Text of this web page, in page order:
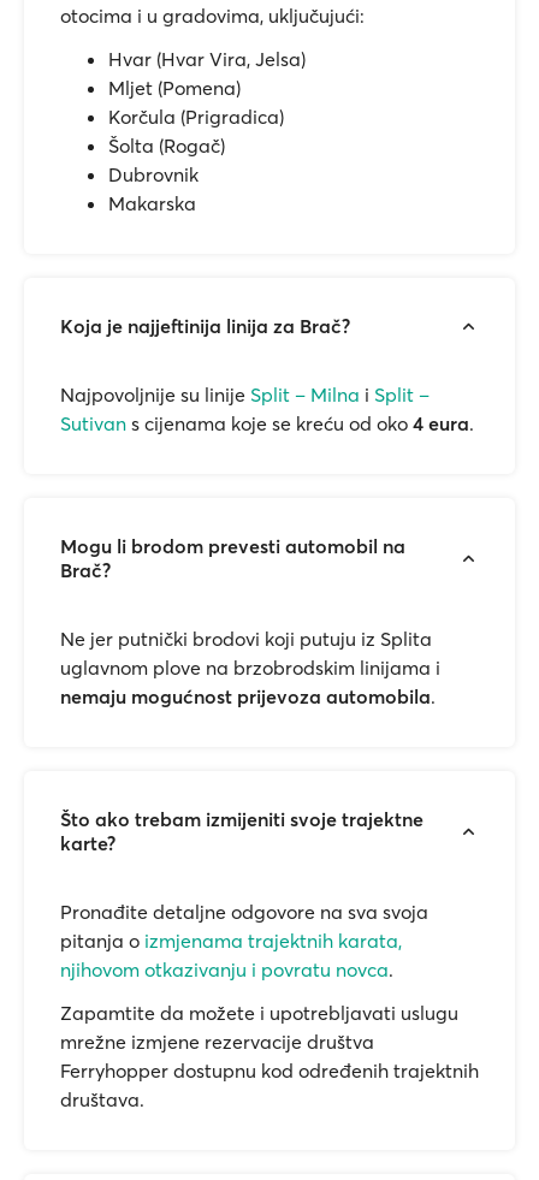
otocima i u gradovima, uključujući:
Hvar (Hvar Vira, Jelsa)
Mljet (Pomena)
Korčula (Prigradica)
Šolta (Rogač)
Dubrovnik
Makarska
Koja je najjeftinija linija za Brač?
Najpovoljnije su linije Split – Milna i Split –
Sutivan s cijenama koje se kreću od oko 4 eura.
Mogu li brodom prevesti automobil na
Brač?
Ne jer putnički brodovi koji putuju iz Splita
uglavnom plove na brzobrodskim linijama i
nemaju mogućnost prijevoza automobila.
Što ako trebam izmijeniti svoje trajektne
karte?
Pronađite detaljne odgovore na sva svoja
pitanja o izmjenama trajektnih karata,
njihovom otkazivanju i povratu novca.
Zapamtite da možete i upotrebljavati uslugu
mrežne izmjene rezervacije društva
Ferryhopper dostupnu kod određenih trajektnih
društava.